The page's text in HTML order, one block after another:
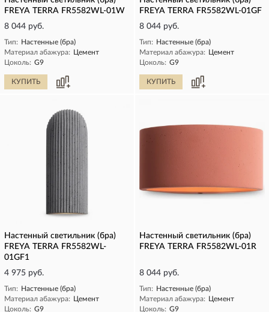
FREYA TERRA FR5582WL-01W
8 044 руб.
Тип: Настенные (бра)
Материал абажура: Цемент
Цоколь: G9
КУПИТЬ
FREYA TERRA FR5582WL-01GF
8 044 руб.
Тип: Настенные (бра)
Материал абажура: Цемент
Цоколь: G9
КУПИТЬ
Настенный светильник (бра)
FREYA TERRA FR5582WL-
01GF1
4 975 руб.
Тип: Настенные (бра)
Материал абажура: Цемент
Цоколь: G9
Настенный светильник (бра)
FREYA TERRA FR5582WL-01R
8 044 руб.
Тип: Настенные (бра)
Материал абажура: Цемент
Цоколь: G9